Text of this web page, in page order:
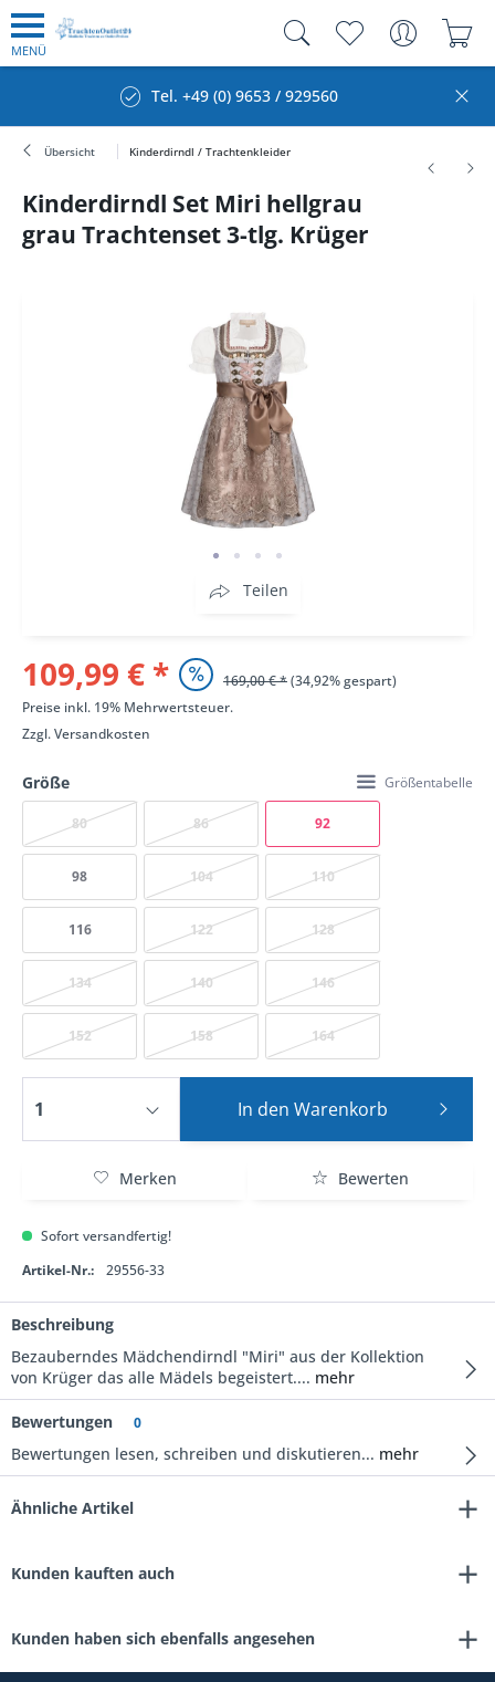
MENÜ
Tel. +49 (0) 9653 / 929560
Übersicht Kinderdirndl / Trachtenkleider
Kinderdirndl Set Miri hellgrau
grau Trachtenset 3-tlg. Krüger
Teilen
109,99 € * 169,00 € *(34,92% gespart)
Preise inkl. 19% Mehrwertsteuer.
Zzgl.Versandkosten
Größe Größentabelle
80 86 92
98 104 110
116 122 128
134 140 146
152 158 164
In den Warenkorb
Merken Bewerten
Sofort versandfertig!
Artikel-Nr.:
29556-33
Beschreibung
Bezauberndes Mädchendirndl "Miri" aus der Kollektion
von Krüger das alle Mädels begeistert.... mehr
Bewertungen 0
Bewertungen lesen, schreiben und diskutieren... mehr
Ähnliche Artikel
Kunden kauften auch
Kunden haben sich ebenfalls angesehen